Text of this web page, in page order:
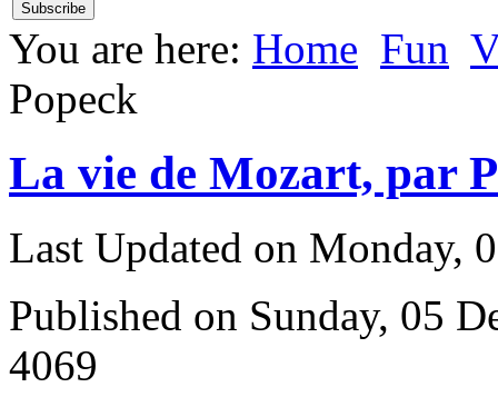
You are here: Home Fun
Popeck
La vie de Mozart, par
Last Updated on Monday,
Published on Sunday, 05
4069